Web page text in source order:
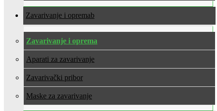
Zavarivanje i oprema
Zavarivanje i oprema
Aparati za zavarivanje
Zavarivački pribor
Maske za zavarivanje